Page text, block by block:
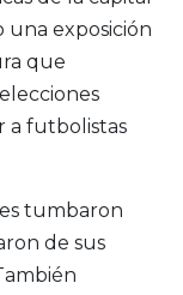
una exposición
que
a futbolistas
tumbaron
de sus